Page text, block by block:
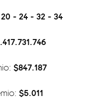
- 24 - 32 - 34
$847.187
$5.011